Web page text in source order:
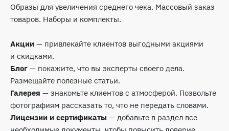
Образы для увеличения среднего чека. Массовый заказ
товаров. Наборы и комплекты.
Акции — привлекайте клиентов выгодными акциями
и скидками.
Блог — покажите, что вы эксперты своего дела.
Размещайте полезные статьи.
Галерея — знакомьте клиентов с атмосферой. Позвольте
фотографиям рассказать то, что не передать словами.
Лицензии и сертификаты — добавьте в раздел все